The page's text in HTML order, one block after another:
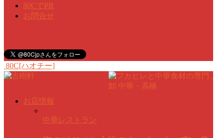
80CでPR
お問合せ
80C[ハオチー]
お店情報
中華レストラン